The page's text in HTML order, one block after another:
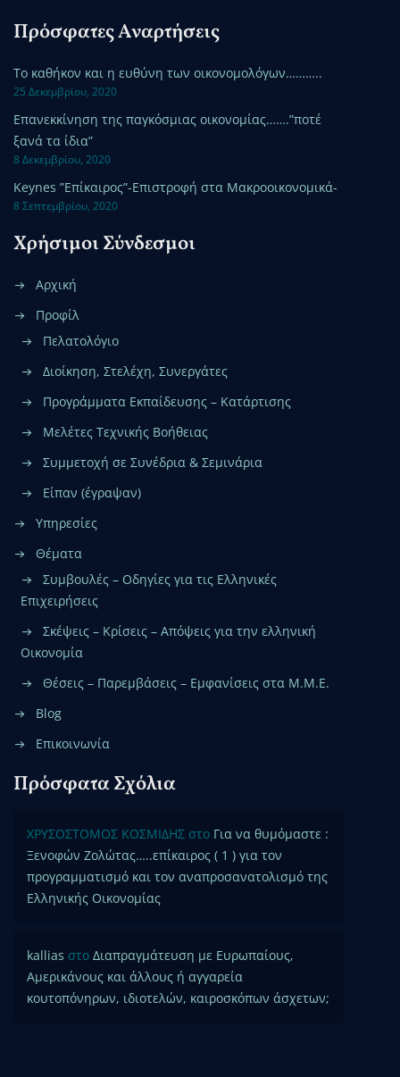
Πρόσφατες Αναρτήσεις
Το καθήκον και η ευθύνη των οικονομολόγων………..
25 Δεκεμβρίου, 2020
Επανεκκίνηση της παγκόσμιας οικονομίας…….”ποτέ
ξανά τα ίδια”
8 Δεκεμβρίου, 2020
Keynes ”Επίκαιρος”-Επιστροφή στα Μακροοικονομικά-
8 Σεπτεμβρίου, 2020
Χρήσιμοι Σύνδεσμοι
Αρχική
Προφίλ
Πελατολόγιο
Διοίκηση, Στελέχη, Συνεργάτες
Προγράμματα Εκπαίδευσης – Κατάρτισης
Μελέτες Τεχνικής Βοήθειας
Συμμετοχή σε Συνέδρια & Σεμινάρια
Είπαν (έγραψαν)
Υπηρεσίες
Θέματα
Συμβουλές – Οδηγίες για τις Ελληνικές
Επιχειρήσεις
Σκέψεις – Κρίσεις – Απόψεις για την ελληνική
Οικονομία
Θέσεις – Παρεμβάσεις – Εμφανίσεις στα Μ.Μ.Ε.
Blog
Επικοινωνία
Πρόσφατα Σχόλια
ΧΡΥΣΟΣΤΟΜΟΣ ΚΟΣΜΙΔΗΣ στο Για να θυμόμαστε :
Ξενοφών Ζολώτας…..επίκαιρος ( 1 ) για τον
προγραμματισμό και τον αναπροσανατολισμό της
Ελληνικής Οικονομίας
kallias στο Διαπραγμάτευση με Ευρωπαίους,
Αμερικάνους και άλλους ή αγγαρεία
κουτοπόνηρων, ιδιοτελών, καιροσκόπων άσχετων;